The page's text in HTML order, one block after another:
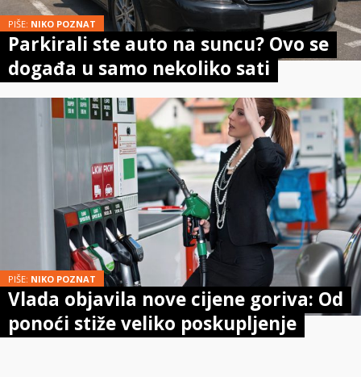
PIŠE: NIKO POZNAT
Parkirali ste auto na suncu? Ovo se
događa u samo nekoliko sati
PIŠE: NIKO POZNAT
Vlada objavila nove cijene goriva: Od
ponoći stiže veliko poskupljenje